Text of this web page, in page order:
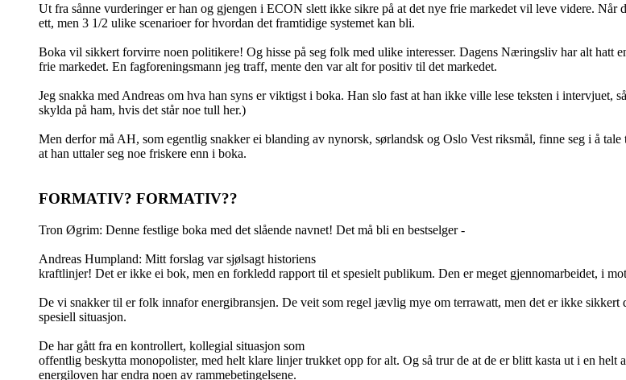
Ut fra sånne vurderinger er han og gjengen i ECON slett ikke sikre på at det nye frie markedet vil leve videre. Når
ett, men 3 1/2 ulike scenarioer for hvordan det framtidige systemet kan bli.
Boka vil sikkert forvirre noen politikere! Og hisse på seg folk med ulike interesser. Dagens Næringsliv har alt hatt
frie markedet. En fagforeningsmann jeg traff, mente den var alt for positiv til det markedet.
Jeg snakka med Andreas om hva han syns er viktigst i boka. Han slo fast at han ikke ville lese teksten i intervjuet,
skylda på ham, hvis det står noe tull her.)
Men derfor må AH, som egentlig snakker ei blanding av nynorsk, sørlandsk og Oslo Vest riksmål, finne seg i å
at han uttaler seg noe friskere enn i boka.
FORMATIV? FORMATIV??
Tron Øgrim: Denne festlige boka med det slående navnet! Det må bli en bestselger -
Andreas Humpland: Mitt forslag var sjølsagt historiens
kraftlinjer! Det er ikke ei bok, men en forkledd rapport til et spesielt publikum. Den er meget gjennomarbeidet, i
De vi snakker til er folk innafor energibransjen. De veit som regel jævlig mye om terrawatt, men det er ikke sikkert
spesiell situasjon.
De har gått fra en kontrollert, kollegial situasjon som
offentlig beskytta monopolister, med helt klare linjer trukket opp for alt. Og så trur de at de er blitt kasta ut i en
energiloven har endra noen av rammebetingelsene.